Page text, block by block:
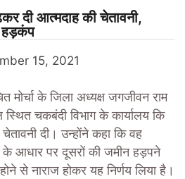
दी आत्मदाह की चेतावनी,
हड़कंप
15, 2021
मोर्चा के जिला अध्यक्ष जगजीवन राम
चकबंदी विभाग के कार्यालय कि
दी। उन्होंने कहा कि वह
के आधार पर दूसरों की जमीन हड़पने
से नाराज होकर यह निर्णय लिया है।